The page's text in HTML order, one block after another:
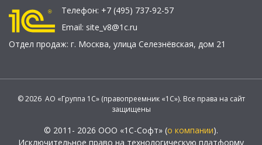
Телефон: +7 (495) 737-92-57
Email: site_v8@1c.ru
Отдел продаж: г. Москва, улица Селезнёвская, дом 21
© 2026 АО «Группа 1С» (правопреемник «1С»). Все права на сайт
защищены
© 2011- 2026 ООО «1С-Софт» (о компании).
Исключительное право на технологическую платформу